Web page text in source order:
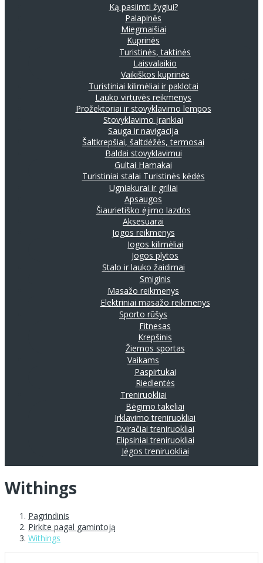
Ką pasiimti žygiui?
Palapinės
Miegmaišiai
Kuprinės
Turistinės, taktinės
Laisvalaikio
Vaikiškos kuprinės
Turistiniai kilimėliai ir paklotai
Lauko virtuvės reikmenys
Prožektoriai ir stovyklavimo lempos
Stovyklavimo įrankiai
Sauga ir navigacija
Šaltkrepšiai, šaltdėžės, termosai
Baldai stovyklavimui
Gultai Hamakai
Turistiniai stalai Turistinės kėdės
Ugniakurai ir griliai
Apsaugos
Šiaurietiško ėjimo lazdos
Aksesuarai
Jogos reikmenys
Jogos kilimėliai
Jogos plytos
Stalo ir lauko žaidimai
Smiginis
Masažo reikmenys
Elektriniai masažo reikmenys
Sporto rūšys
Fitnesas
Krepšinis
Žiemos sportas
Vaikams
Paspirtukai
Riedlentės
Treniruokliai
Bėgimo takeliai
Irklavimo treniruokliai
Dviračiai treniruokliai
Elipsiniai treniruokliai
Jėgos treniruokliai
Withings
Pagrindinis
Pirkite pagal gamintoją
Withings